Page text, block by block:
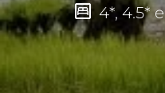
4*, 4.5*